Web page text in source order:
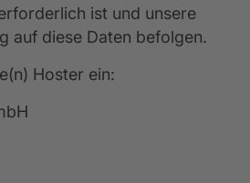
ist und unsere
auf diese Daten befolgen.
Hoster ein: